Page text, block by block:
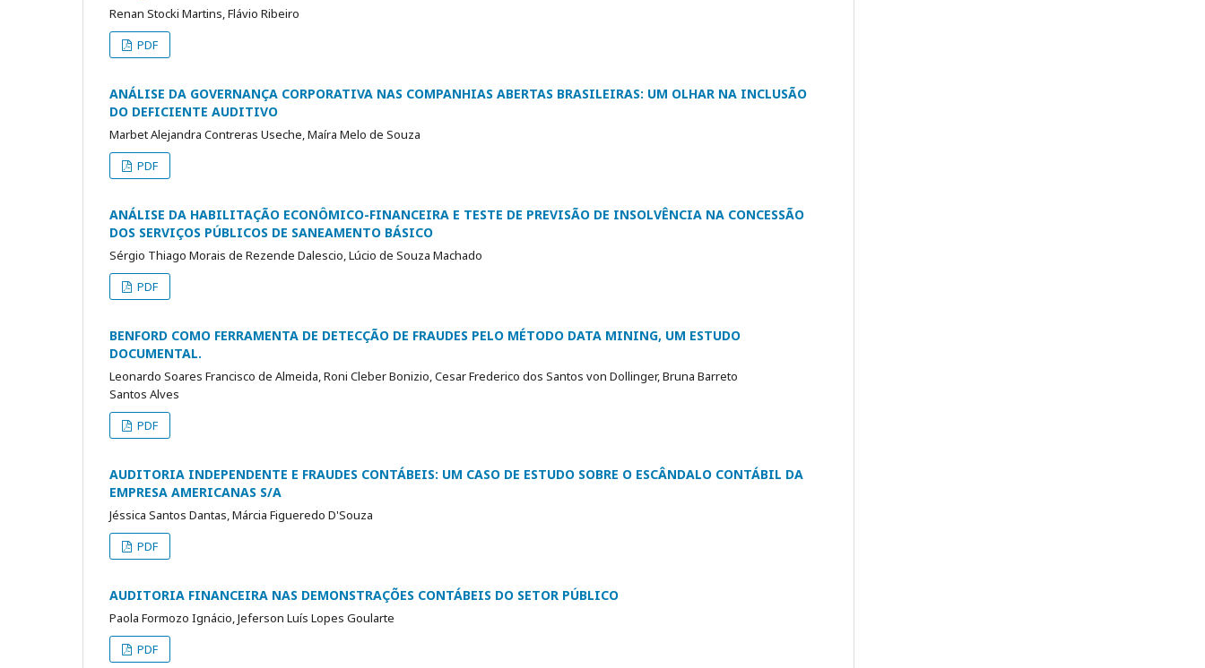
Renan Stocki Martins, Flávio Ribeiro
PDF
ANÁLISE DA GOVERNANÇA CORPORATIVA NAS COMPANHIAS ABERTAS BRASILEIRAS: UM OLHAR NA INCLUSÃO
DO DEFICIENTE AUDITIVO
Marbet Alejandra Contreras Useche, Maíra Melo de Souza
PDF
ANÁLISE DA HABILITAÇÃO ECONÔMICO-FINANCEIRA E TESTE DE PREVISÃO DE INSOLVÊNCIA NA CONCESSÃO
DOS SERVIÇOS PÚBLICOS DE SANEAMENTO BÁSICO
Sérgio Thiago Morais de Rezende Dalescio, Lúcio de Souza Machado
PDF
BENFORD COMO FERRAMENTA DE DETECÇÃO DE FRAUDES PELO MÉTODO DATA MINING, UM ESTUDO
DOCUMENTAL.
Leonardo Soares Francisco de Almeida, Roni Cleber Bonizio, Cesar Frederico dos Santos von Dollinger, Bruna Barreto
Santos Alves
PDF
AUDITORIA INDEPENDENTE E FRAUDES CONTÁBEIS: UM CASO DE ESTUDO SOBRE O ESCÂNDALO CONTÁBIL DA
EMPRESA AMERICANAS S/A
Jéssica Santos Dantas, Márcia Figueredo D'Souza
PDF
AUDITORIA FINANCEIRA NAS DEMONSTRAÇÕES CONTÁBEIS DO SETOR PÚBLICO
Paola Formozo Ignácio, Jeferson Luís Lopes Goularte
PDF